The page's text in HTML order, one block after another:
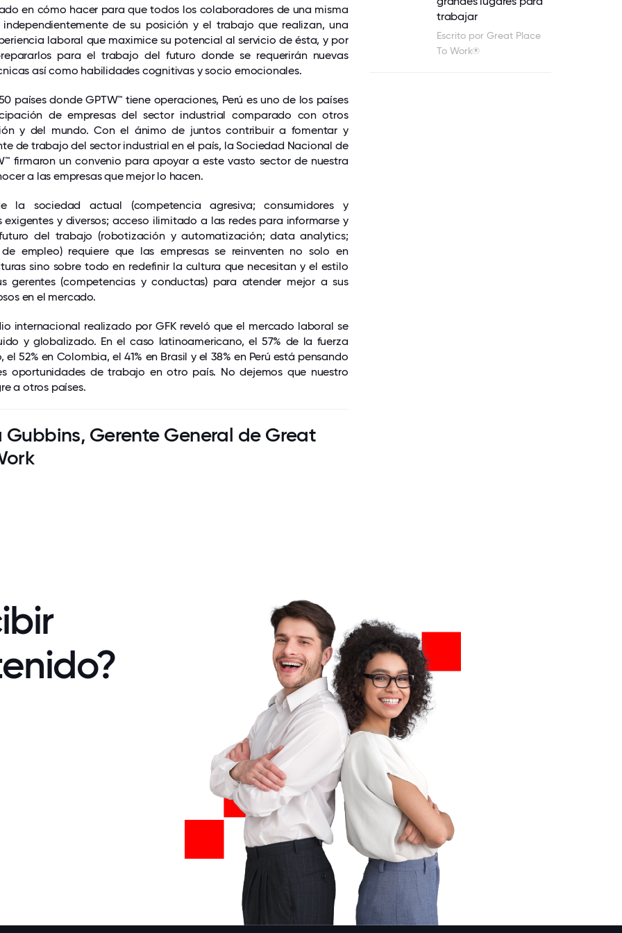
en cómo hacer para que todos los colaboradores de una misma
independientemente de su posición y el trabajo que realizan, una
laboral que maximice su potencial al servicio de ésta, y por
para el trabajo del futuro donde se requerirán nuevas
así como habilidades cognitivas y socio emocionales.
países donde GPTW™ tiene operaciones, Perú es uno de los países
de empresas del sector industrial comparado con otros
y del mundo. Con el ánimo de juntos contribuir a fomentar y
de trabajo del sector industrial en el país, la Sociedad Nacional de
firmaron un convenio para apoyar a este vasto sector de nuestra
a las empresas que mejor lo hacen.
la sociedad actual (competencia agresiva; consumidores y
y diversos; acceso ilimitado a las redes para informarse y
del trabajo (robotización y automatización; data analytics;
empleo) requiere que las empresas se reinventen no solo en
sino sobre todo en redefinir la cultura que necesitan y el estilo
gerentes (competencias y conductas) para atender mejor a sus
en el mercado.
internacional realizado por GFK reveló que el mercado laboral se
y globalizado. En el caso latinoamericano, el 57% de la fuerza
52% en Colombia, el 41% en Brasil y el 38% en Perú está pensando
oportunidades de trabajo en otro país. No dejemos que nuestro
a otros países.
Gubbins, Gerente General de Great
trabajar
Escrito por Great Place
To Work®